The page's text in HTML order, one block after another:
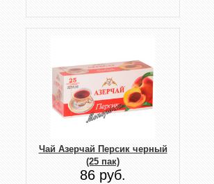
Чай Азерчай Персик черный
(25 пак)
86 руб.